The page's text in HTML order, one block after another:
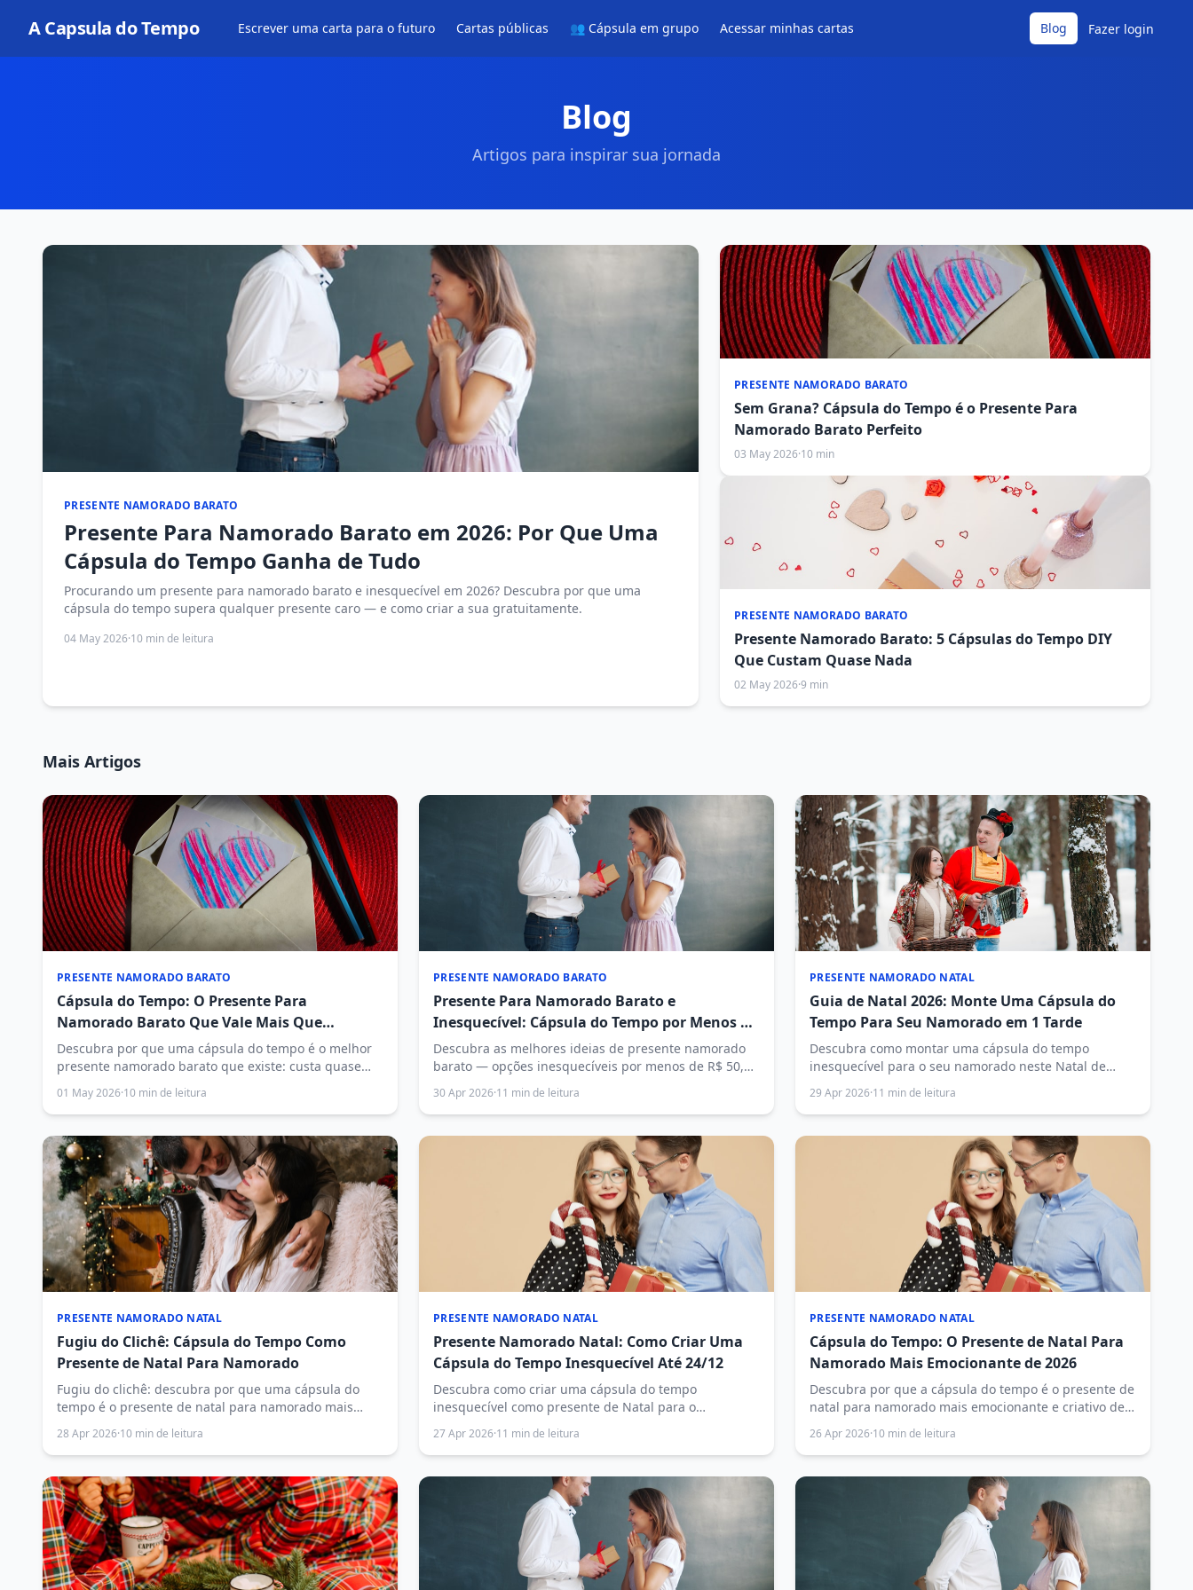
A Capsula do Tempo Escrever uma carta para o futuro Cartas públicas 👥 Cápsula em grupo Acessar minhas cartas Blog Fazer login
Blog
Artigos para inspirar sua jornada
PRESENTE NAMORADO BARATO
Presente Para Namorado Barato em 2026: Por Que Uma
Cápsula do Tempo Ganha de Tudo
Procurando um presente para namorado barato e inesquecível em 2026? Descubra por que uma
cápsula do tempo supera qualquer presente caro — e como criar a sua gratuitamente.
04 May 2026·10 min de leitura
PRESENTE NAMORADO BARATO
Sem Grana? Cápsula do Tempo é o Presente Para
Namorado Barato Perfeito
03 May 2026·10 min
PRESENTE NAMORADO BARATO
Presente Namorado Barato: 5 Cápsulas do Tempo DIY
Que Custam Quase Nada
02 May 2026·9 min
Mais Artigos
PRESENTE NAMORADO BARATO
Cápsula do Tempo: O Presente Para
Namorado Barato Que Vale Mais Que
Dinheiro
Descubra por que uma cápsula do tempo é o melhor
presente namorado barato que existe: custa quase
nada, vale uma vida inteira de emoção e impressiona
mais do que qualquer presente caro.
01 May 2026·10 min de leitura
PRESENTE NAMORADO BARATO
Presente Para Namorado Barato e
Inesquecível: Cápsula do Tempo por Menos de
R$ 50
Descubra as melhores ideias de presente namorado
barato — opções inesquecíveis por menos de R$ 50,
com destaque para a cápsula do tempo digital, que
emociona sem pesar no bolso.
30 Apr 2026·11 min de leitura
PRESENTE NAMORADO NATAL
Guia de Natal 2026: Monte Uma Cápsula do
Tempo Para Seu Namorado em 1 Tarde
Descubra como montar uma cápsula do tempo
inesquecível para o seu namorado neste Natal de
2026 — um presente emocional e personalizado que
você cria em apenas uma tarde, com passo a passo
completo.
29 Apr 2026·11 min de leitura
PRESENTE NAMORADO NATAL
Fugiu do Clichê: Cápsula do Tempo Como
Presente de Natal Para Namorado
Fugiu do clichê: descubra por que uma cápsula do
tempo é o presente de natal para namorado mais
original, emocionante e memorável que você pode dar
— sem gastar uma fortuna.
28 Apr 2026·10 min de leitura
PRESENTE NAMORADO NATAL
Presente Namorado Natal: Como Criar Uma
Cápsula do Tempo Inesquecível Até 24/12
Descubra como criar uma cápsula do tempo
inesquecível como presente de Natal para o
namorado até o dia 24/12. Ideias criativas, passo a
passo completo e dicas para emocionar de verdade.
27 Apr 2026·11 min de leitura
PRESENTE NAMORADO NATAL
Cápsula do Tempo: O Presente de Natal Para
Namorado Mais Emocionante de 2026
Descubra por que a cápsula do tempo é o presente de
natal para namorado mais emocionante e criativo de
2026 — um presente personalizado que cresce em
valor com o tempo.
26 Apr 2026·10 min de leitura